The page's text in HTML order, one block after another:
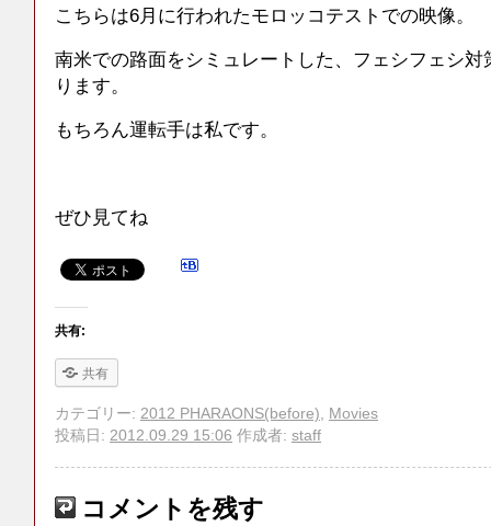
こちらは6月に行われたモロッコテストでの映像。
南米での路面をシミュレートした、フェシフェシ
ります。
もちろん運転手は私です。
ぜひ見てね
共有:
共有
カテゴリー: 2012 PHARAONS(before)
Movies
投稿日: 2012.09.29 15:06 作成者: staff
コメントを残す